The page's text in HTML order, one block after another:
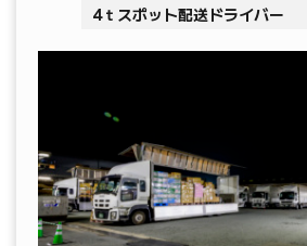
4ｔスポット配送ドライバー